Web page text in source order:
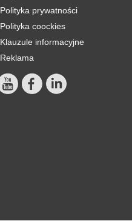
Polityka prywatności
Polityka coockies
Klauzule informacyjne
Reklama